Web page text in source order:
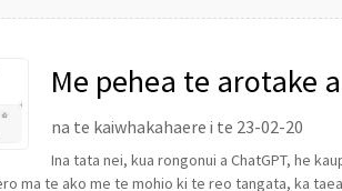
Me pehea te arotake
Chocolate Machine
na te kaiwhakahaere i te 23-02-20
Ina tata nei, kua rongonui a ChatGPT, he
ma te ako me te mohio ki te reo tangata, ka